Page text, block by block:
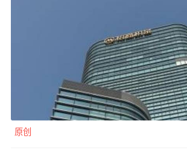
原创